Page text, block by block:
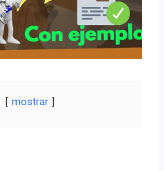
mostrar